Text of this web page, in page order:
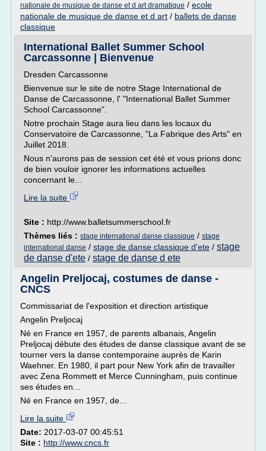
nationale de musique de danse et d art dramatique / ecole
nationale de musique de danse et d art / ballets de danse
classique
International Ballet Summer School
Carcassonne | Bienvenue
Dresden Carcassonne
Bienvenue sur le site de notre Stage International de
Danse de Carcassonne, l' "International Ballet Summer
School Carcassonne".
Notre prochain Stage aura lieu dans les locaux du
Conservatoire de Carcassonne, "La Fabrique des Arts" en
Juillet 2018.
Nous n'aurons pas de session cet été et vous prions donc
de bien vouloir ignorer les informations actuelles
concernant le...
Lire la suite
Site : http://www.balletsummerschool.fr
Thèmes liés : stage international danse classique / stage
international danse / stage de danse classique d'ete / stage
de danse d'ete / stage de danse d ete
Angelin Preljocaj, costumes de danse -
CNCS
Commissariat de l'exposition et direction artistique
Angelin Preljocaj
Né en France en 1957, de parents albanais, Angelin
Preljocaj débute des études de danse classique avant de se
tourner vers la danse contemporaine auprès de Karin
Waehner. En 1980, il part pour New York afin de travailler
avec Zena Rommett et Merce Cunningham, puis continue
ses études en...
Né en France en 1957, de...
Lire la suite
Date: 2017-03-07 00:45:51
Site : http://www.cncs.fr